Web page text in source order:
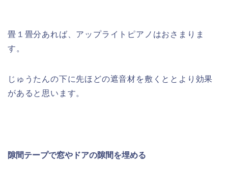
畳１畳分あれば、アップライトピアノはおさまりま
す。
じゅうたんの下に先ほどの遮音材を敷くととより効果
があると思います。
隙間テープで窓やドアの隙間を埋める